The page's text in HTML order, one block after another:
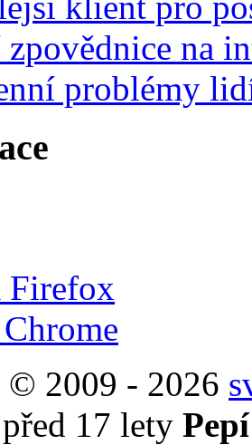
na
problémy
2009 - 2026
17 lety